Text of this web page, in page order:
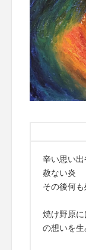
辛い思い
赦ない炎
その後何
焼け野原
の想いを生